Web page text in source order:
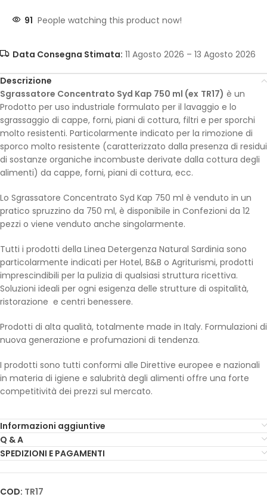
91 People watching this product now!
Data Consegna Stimata: 11 Agosto 2026 – 13 Agosto 2026
Descrizione
Sgrassatore Concentrato Syd Kap 750 ml (ex TR17) è un
Prodotto per uso industriale formulato per il lavaggio e lo
sgrassaggio di cappe, forni, piani di cottura, filtri e per sporchi
molto resistenti. Particolarmente indicato per la rimozione di
sporco molto resistente (caratterizzato dalla presenza di residui
di sostanze organiche incombuste derivate dalla cottura degli
alimenti) da cappe, forni, piani di cottura, ecc.
Lo Sgrassatore Concentrato Syd Kap 750 ml è venduto in un
pratico spruzzino da 750 ml, è disponibile in Confezioni da 12
pezzi o viene venduto anche singolarmente.
Tutti i prodotti della Linea Detergenza Natural Sardinia sono
particolarmente indicati per Hotel, B&B o Agriturismi, prodotti
imprescindibili per la pulizia di qualsiasi struttura ricettiva.
Soluzioni ideali per ogni esigenza delle strutture di ospitalità,
ristorazione e centri benessere.
Prodotti di alta qualità, totalmente made in Italy. Formulazioni di
nuova generazione e profumazioni di tendenza.
I prodotti sono tutti conformi alle Direttive europee e nazionali
in materia di igiene e salubrità degli alimenti offre una forte
competitività dei prezzi sul mercato.
Informazioni aggiuntive
Q & A
SPEDIZIONI E PAGAMENTI
COD: TR17